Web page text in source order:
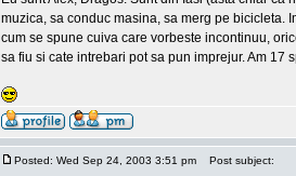
muzica, sa conduc masina, sa merg pe bicicleta.
cum se spune cuiva care vorbeste incontinuu,
sa fiu si cate intrebari pot sa pun imprejur. Am 17
Posted: Wed Sep 24, 2003 3:51 pm Post subject: